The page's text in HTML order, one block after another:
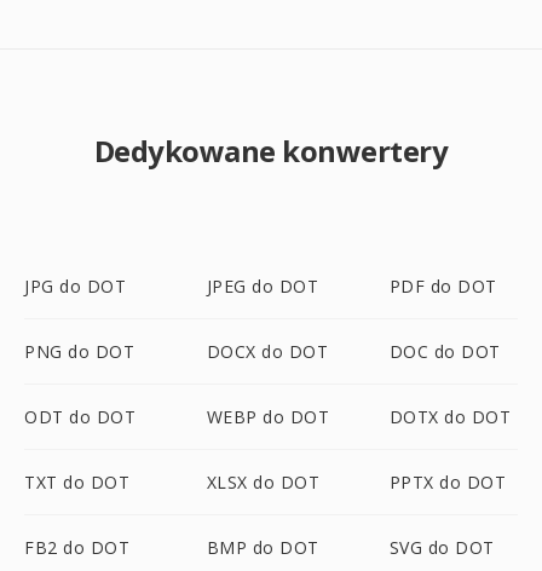
Dedykowane konwertery
JPG do DOT JPEG do DOT PDF do DOT
PNG do DOT DOCX do DOT DOC do DOT
ODT do DOT WEBP do DOT DOTX do DOT
TXT do DOT XLSX do DOT PPTX do DOT
FB2 do DOT BMP do DOT SVG do DOT